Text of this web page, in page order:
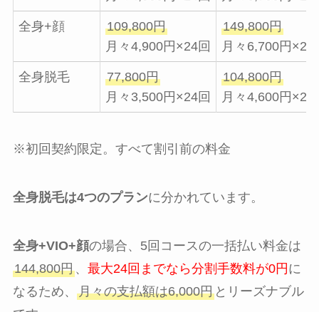
全身+顔
109,800円
月々4,900円×24回
149,800円
月々6,700円×24
全身脱毛
77,800円
月々3,500円×24回
104,800円
月々4,600円×24
※初回契約限定。すべて割引前の料金
全身脱毛は4つのプランに分かれています。
全身+VIO+顔の場合、5回コースの一括払い料金は
144,800円、 最大24回までなら分割手数料が0円 に
なるため、 月々の支払額は6,000円とリーズナブル